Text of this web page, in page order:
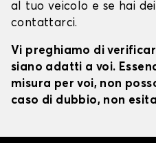
al tuo veicolo e se hai
contattarci.
Vi preghiamo di
siano adatti a voi.
misura per voi, non
caso di dubbio, non